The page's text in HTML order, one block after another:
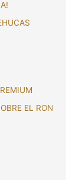
EL RON